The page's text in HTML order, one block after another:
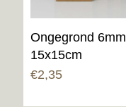
Ongegrond 6mm
15x15cm
€2,35